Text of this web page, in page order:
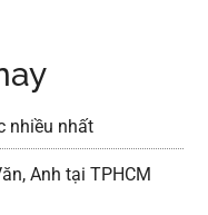
nhiều nhất
Anh tại TPHCM